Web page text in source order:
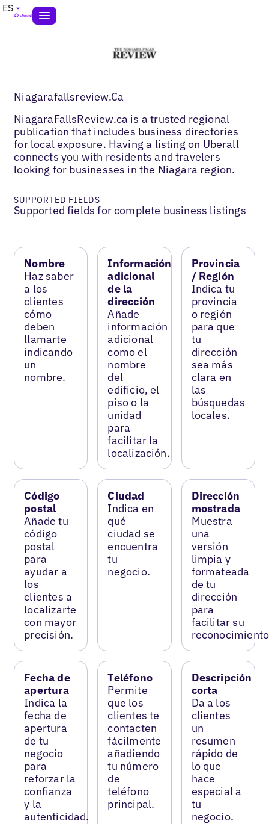
ES
Niagarafallsreview.Ca
NiagaraFallsReview.ca is a trusted regional
publication that includes business directories
for local exposure. Having a listing on Uberall
connects you with residents and travelers
looking for businesses in the Niagara region.
SUPPORTED FIELDS
Supported fields for complete business listings
Nombre
Haz saber
a los
clientes
cómo
deben
llamarte
indicando
un
nombre.
Información
adicional
de la
dirección
Añade
información
adicional
como el
nombre
del
edificio, el
piso o la
unidad
para
facilitar la
localización.
Provincia
/ Región
Indica tu
provincia
o región
para que
tu
dirección
sea más
clara en
las
búsquedas
locales.
Código
postal
Añade tu
código
postal
para
ayudar a
los
clientes a
localizarte
con mayor
precisión.
Ciudad
Indica en
qué
ciudad se
encuentra
tu
negocio.
Dirección
mostrada
Muestra
una
versión
limpia y
formateada
de tu
dirección
para
facilitar su
Fecha de
apertura
Indica la
fecha de
apertura
de tu
negocio
para
reforzar la
confianza
y la
autenticidad.
Teléfono
Permite
que los
clientes te
contacten
fácilmente
añadiendo
tu número
de
teléfono
principal.
Descripción
corta
Da a los
clientes
un
resumen
rápido de
lo que
hace
especial a
tu
negocio.